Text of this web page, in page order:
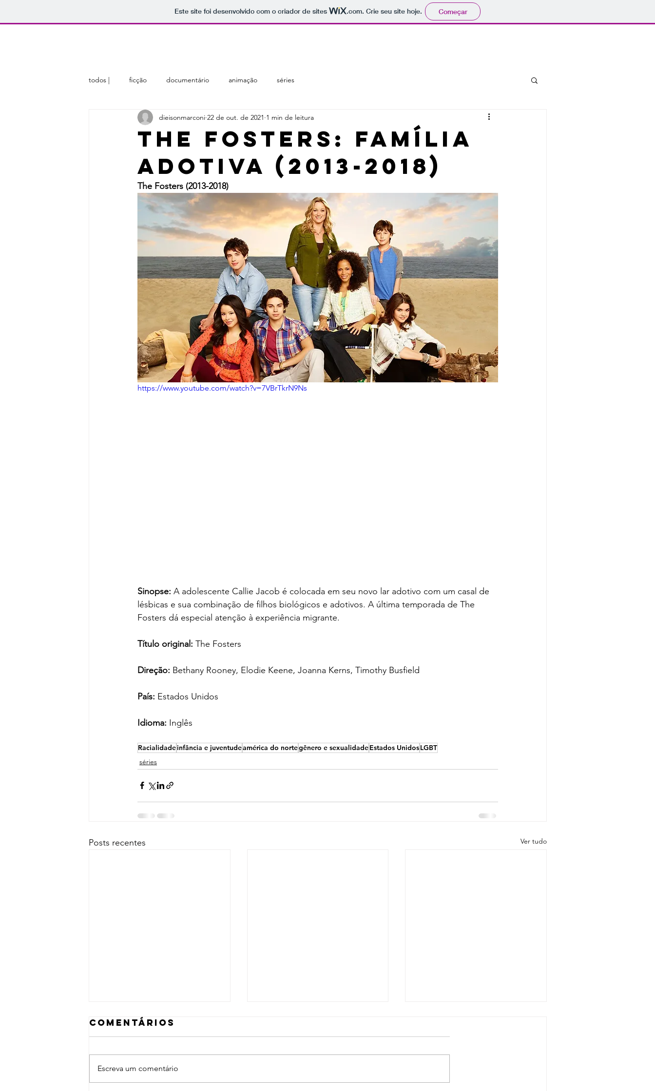
Este site foi desenvolvido com o criador de sites .com. Crie seu site hoje. Começar
todos | ficção documentário animação séries
The Fosters: Família
adotiva (2013-2018)
dieisonmarconi 22 de out. de 2021 1 min de leitura
The Fosters (2013-2018)
https://www.youtube.com/watch?v=7VBrTkrN9Ns
Sinopse: A adolescente Callie Jacob é colocada em seu novo lar adotivo com um casal de
lésbicas e sua combinação de filhos biológicos e adotivos. A última temporada de The
Fosters dá especial atenção à experiência migrante.
Título original: The Fosters
Direção: Bethany Rooney, Elodie Keene, Joanna Kerns, Timothy Busfield
País: Estados Unidos
Idioma: Inglês
Racialidadeinfância e juventudeamérica do nortegênero e sexualidadeEstados UnidosLGBT
séries
Posts recentes Ver tudo
Comentários
Escreva um comentário